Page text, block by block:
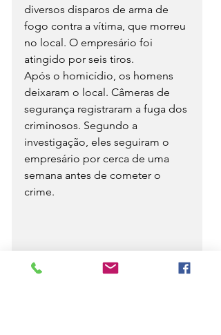
diversos disparos de arma de
fogo contra a vítima, que morreu
no local. O empresário foi
atingido por seis tiros.
Após o homicídio, os homens
deixaram o local. Câmeras de
segurança registraram a fuga dos
criminosos. Segundo a
investigação, eles seguiram o
empresário por cerca de uma
semana antes de cometer o
crime.